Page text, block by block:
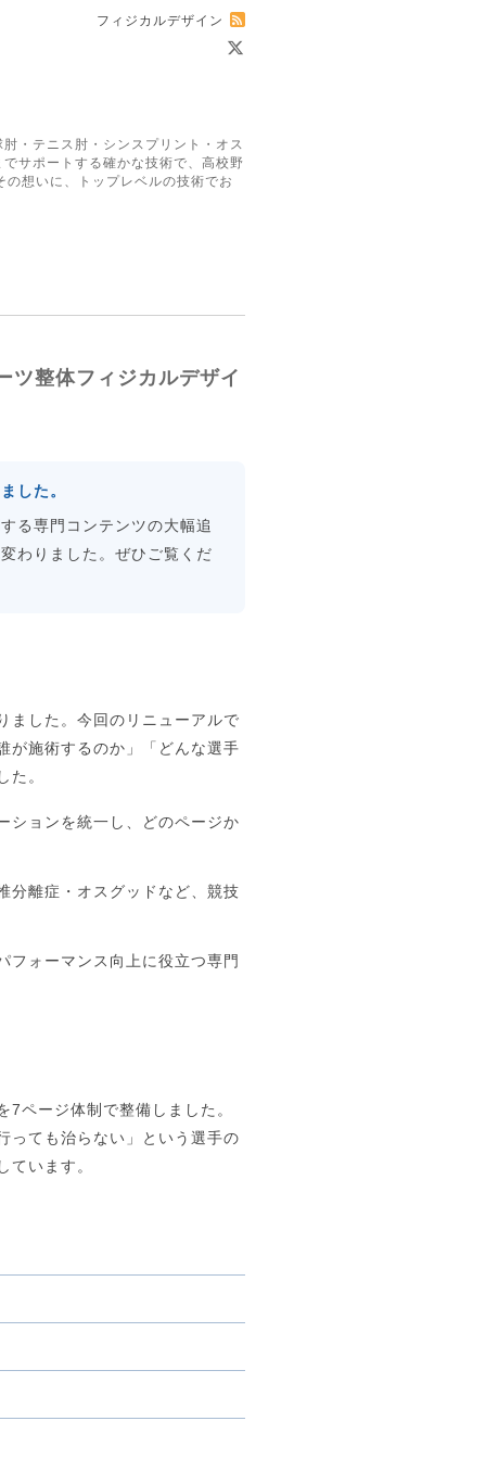
フィジカルデザイン
・テニス肘・シンスプリント・オス
サポートする確かな技術で、高校野
想いに、トップレベルの技術でお
ツ整体フィジカルデザイ
した。
る専門コンテンツの大幅追
わりました。ぜひご覧くだ
ました。今回のリニューアルで
が施術するのか」「どんな選手
た。
ションを統一し、どのページか
分離症・オスグッドなど、競技
フォーマンス向上に役立つ専門
ページ体制で整備しました。
っても治らない」という選手の
ています。